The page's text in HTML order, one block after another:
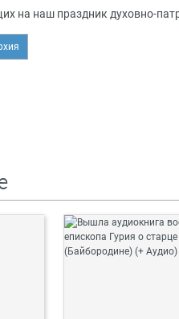
на наш праздник духовно-